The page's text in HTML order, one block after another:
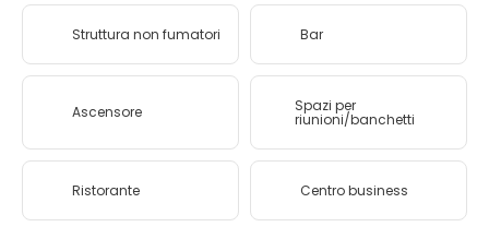
Struttura non fumatori Bar
Ascensore Spazi per
riunioni/banchetti
Ristorante Centro business